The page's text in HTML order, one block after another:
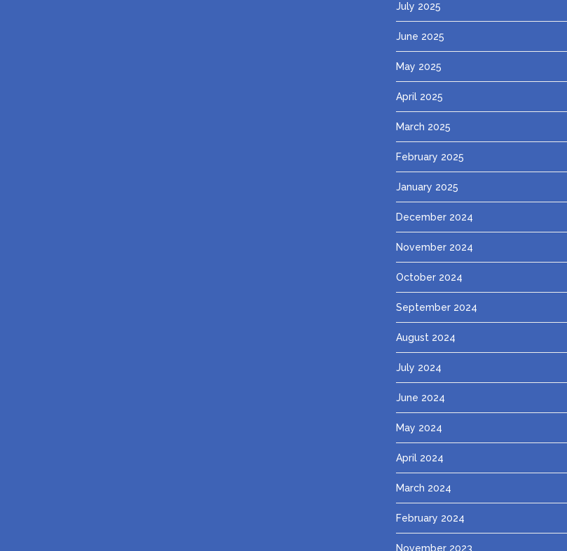
July 2025
June 2025
May 2025
April 2025
March 2025
February 2025
January 2025
December 2024
November 2024
October 2024
September 2024
August 2024
July 2024
June 2024
May 2024
April 2024
March 2024
February 2024
November 2023